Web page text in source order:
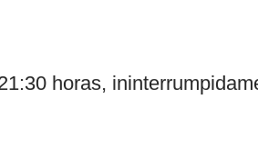
horas,